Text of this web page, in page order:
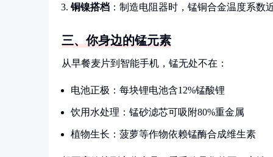
铜镍搭档 ：制造电阻器时，锰铜合金温度系数
三、你身边的锰元素
从早餐麦片到智能手机，锰无处不在：
电池正极：每块锂电池含12%锰酸锂
饮用水处理：锰砂滤芯可吸附80%重金属
植物生长：菠萝等作物依赖锰酶合成维生素